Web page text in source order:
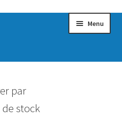
Menu
par
stock